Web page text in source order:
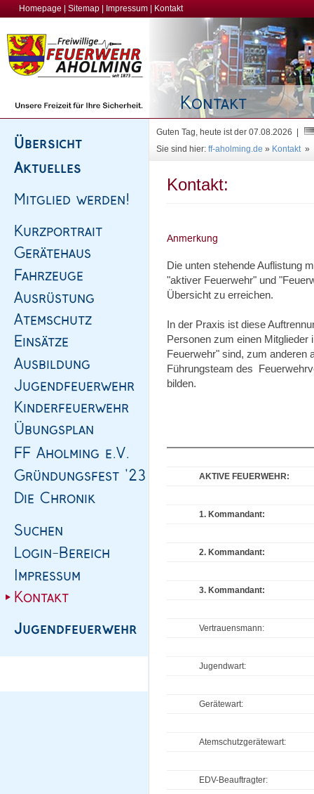
Homepage Sitemap Impressum Kontakt
Guten Tag, heute ist der 07.08.2026 |
Sie sind hier: ff-aholming.de » Kontakt»
Kontakt:
Die unten stehende Auflistung
"aktiver Feuerwehr" und
Übersicht zu erreichen.
In der Praxis ist diese
Personen zum einen Mitglieder
Feuerwehr" sind, zum anderen
Führungsteam des
bilden.
AKTIVE FEUERWEHR:
1. Kommandant:
2. Kommandant:
3. Kommandant:
Vertrauensmann:
Jugendwart:
Gerätewart:
Atemschutzgerätewart:
EDV-Beauftragter: